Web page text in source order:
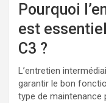
Pourquoi
est
C3 ?
L’entretien
garantir le bon
type de maintenance